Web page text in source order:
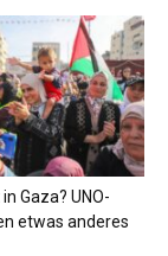
Gaza? UNO-
etwas anderes